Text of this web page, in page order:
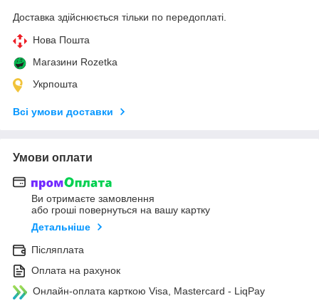
Доставка здійснюється тільки по передоплаті.
Нова Пошта
Магазини Rozetka
Укрпошта
Всі умови доставки
Умови оплати
Ви отримаєте замовлення
або гроші повернуться на вашу картку
Детальніше
Післяплата
Оплата на рахунок
Онлайн-оплата карткою Visa, Mastercard - LiqPay